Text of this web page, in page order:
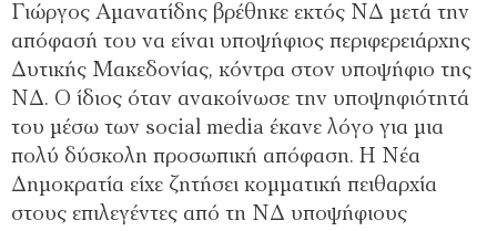
Γιώργος Αμανατίδης βρέθηκε εκτός ΝΔ μετά την
απόφασή του να είναι υποψήφιος περιφερειάρχης
Δυτικής Μακεδονίας, κόντρα στον υποψήφιο της
ΝΔ. Ο ίδιος όταν ανακοίνωσε την υποψηφιότητά
του μέσω των social media έκανε λόγο για μια
πολύ δύσκολη προσωπική απόφαση. Η Νέα
Δημοκρατία είχε ζητήσει κομματική πειθαρχία
στους επιλεγέντες από τη ΝΔ υποψήφιους